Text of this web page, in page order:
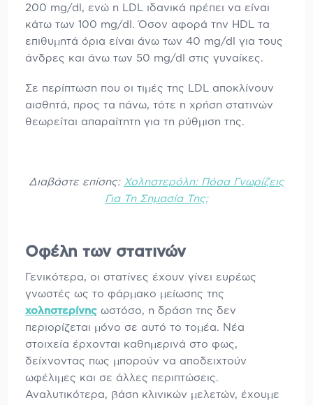
200 mg/dl, ενώ η LDL ιδανικά πρέπει να είναι
κάτω των 100 mg/dl. Όσον αφορά την HDL τα
επιθυμητά όρια είναι άνω των 40 mg/dl για τους
άνδρες και άνω των 50 mg/dl στις γυναίκες.
Σε περίπτωση που οι τιμές της LDL αποκλίνουν
αισθητά, προς τα πάνω, τότε η χρήση στατινών
θεωρείται απαραίτητη για τη ρύθμιση της.
Διαβάστε επίσης: Χοληστερόλη: Πόσα Γνωρίζεις
Για Τη Σημασία Της;
Οφέλη των στατινών
Γενικότερα, οι στατίνες έχουν γίνει ευρέως
γνωστές ως το φάρμακο μείωσης της
χοληστερίνης ωστόσο, η δράση της δεν
περιορίζεται μόνο σε αυτό το τομέα. Νέα
στοιχεία έρχονται καθημερινά στο φως,
δείχνοντας πως μπορούν να αποδειχτούν
ωφέλιμες και σε άλλες περιπτώσεις.
Αναλυτικότερα, βάση κλινικών μελετών, έχουμε